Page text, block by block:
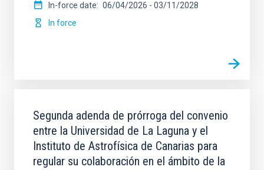
In-force date 06/04/2026 - 03/11/2028
In force
Segunda adenda de prórroga del convenio
entre la Universidad de La Laguna y el
Instituto de Astrofísica de Canarias para
regular su colaboración en el ámbito de la